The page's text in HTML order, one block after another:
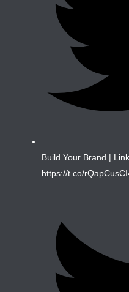
Build Your Brand |
https://t.co/